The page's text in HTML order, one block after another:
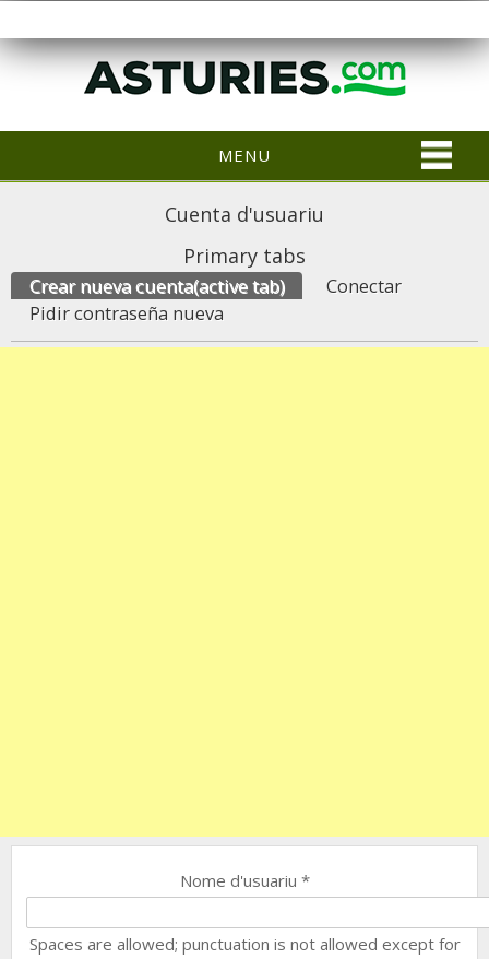
MENU
Cuenta d'usuariu
Primary tabs
Crear nueva cuenta(active tab)
Conectar
Pidir contraseña nueva
Nome d'usuariu *
Spaces are allowed; punctuation is not allowed except for